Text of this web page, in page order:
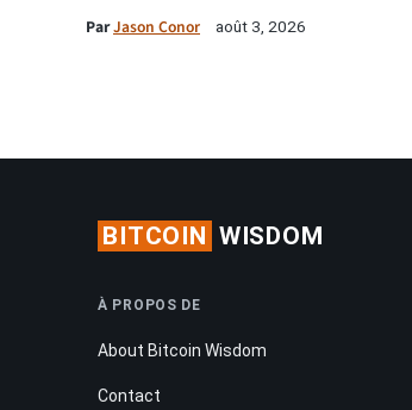
ParJason Conor août 3, 2026
BITCOIN WISDOM
À PROPOS DE
About Bitcoin Wisdom
Contact